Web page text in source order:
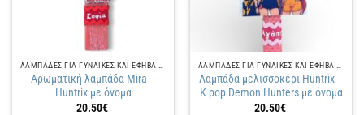
Αρωματική λαμπάδα Mira –
Huntrix με όνομα
20.50€
Λαμπάδα μελισσοκέρι Huntrix –
Κ pop Demon Hunters με όνομα
20.50€